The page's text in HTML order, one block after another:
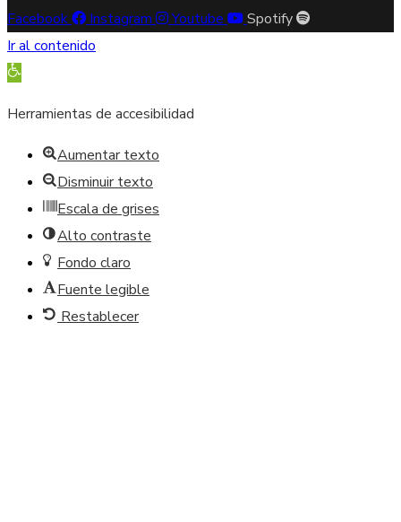
Facebook Instagram Youtube
Spotify
Ir al contenido
Abrir barra de herramientas
Herramientas de accesibilidad
Aumentar texto
Disminuir texto
Escala de grises
Alto contraste
Fondo claro
Fuente legible
Restablecer